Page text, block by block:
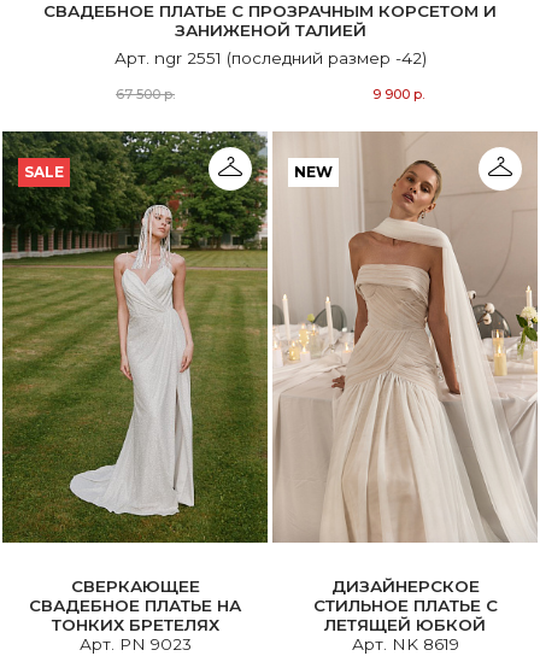
СВАДЕБНОЕ ПЛАТЬЕ С ПРОЗРАЧНЫМ КОРСЕТОМ И
ЗАНИЖЕНОЙ ТАЛИЕЙ
Арт. ngr 2551 (последний размер -42)
67 500 р. 9 900 р.
SALE
СВЕРКАЮЩЕЕ
СВАДЕБНОЕ ПЛАТЬЕ НА
ТОНКИХ БРЕТЕЛЯХ
Арт. PN 9023
NEW
ДИЗАЙНЕРСКОЕ
СТИЛЬНОЕ ПЛАТЬЕ С
ЛЕТЯЩЕЙ ЮБКОЙ
Арт. NK 8619